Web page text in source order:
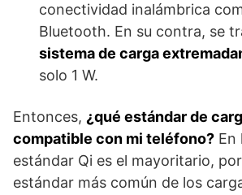
conectividad inalámbrica
Bluetooth. En su contra, se
sistema de carga
solo 1 W.
Entonces, ¿qué estándar de
compatible con mi teléfono? En
estándar Qi es el mayoritario,
estándar más común de los